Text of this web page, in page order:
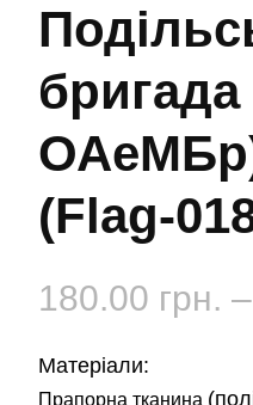
бригада
(Flag-
180.00 грн. –
Матеріали:
Прапорна тканина